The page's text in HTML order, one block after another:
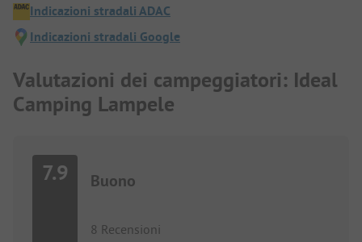
Indicazioni stradali ADAC
Indicazioni stradali Google
Valutazioni dei campeggiatori: Ideal
Camping Lampele
7.9 Buono
8 Recensioni